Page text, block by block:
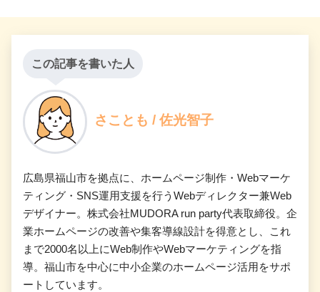
この記事を書いた人
さことも / 佐光智子
広島県福山市を拠点に、ホームページ制作・Webマーケ
ティング・SNS運用支援を行うWebディレクター兼Web
デザイナー。株式会社MUDORA run party代表取締役。企
業ホームページの改善や集客導線設計を得意とし、これ
まで2000名以上にWeb制作やWebマーケティングを指
導。福山市を中心に中小企業のホームページ活用をサポ
ートしています。